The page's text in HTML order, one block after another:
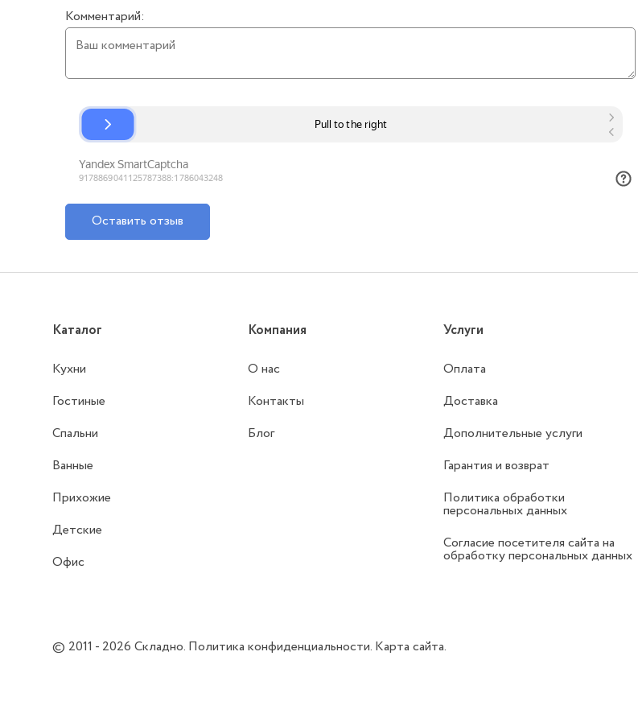
Комментарий:
Оставить отзыв
Каталог
Кухни
Гостиные
Спальни
Ванные
Прихожие
Детские
Офис
Компания
О нас
Контакты
Блог
Услуги
Оплата
Доставка
Дополнительные услуги
Гарантия и возврат
Политика обработки
персональных данных
Согласие посетителя сайта на
обработку персональных данных
© 2011 - 2026Складно. Политика конфиденциальности. Карта сайта.